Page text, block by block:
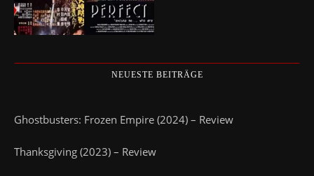
NEUESTE BEITRÄGE
Ghostbusters: Frozen Empire (2024) – Review
Thanksgiving (2023) – Review